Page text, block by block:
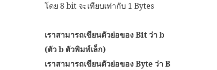
โดย 8 bit จะเทียบเท่ากับ 1 Bytes
เราสามารถเขียนตัวย่อของ Bit ว่า b
(ตัว b ตัวพิมพ์เล็ก)
เราสามารถเขียนตัวย่อของ Byte ว่า B